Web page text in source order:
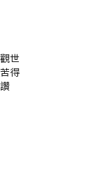
世
得